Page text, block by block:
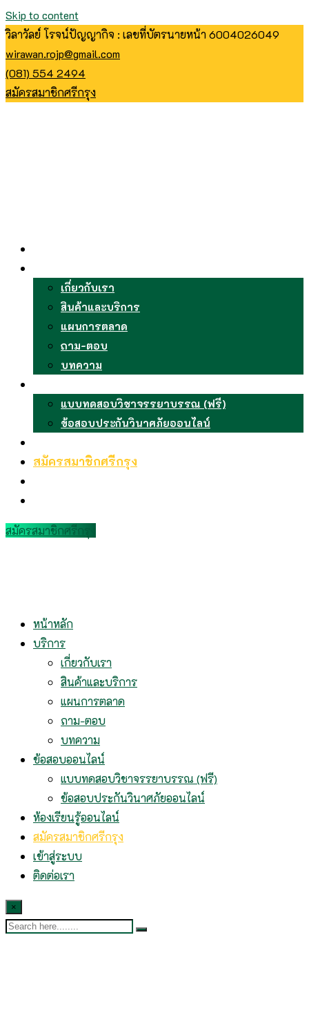
Skip to content
วิลาวัลย์ โรจน์ปัญญากิจ : เลขที่บัตรนายหน้า 6004026049
wirawan.rojp@gmail.com
(081) 554 2494
สมัครสมาชิกศรีกรุง
เกี่ยวกับเรา
สินค้าและบริการ
แผนการตลาด
ถาม-ตอบ
บทความ
แบบทดสอบวิชาจรรยาบรรณ (ฟรี)
ข้อสอบประกันวินาศภัยออนไลน์
สมัครสมาชิกศรีกรุง
สมัครสมาชิกศรีกรุง
หน้าหลัก
บริการ
เกี่ยวกับเรา
สินค้าและบริการ
แผนการตลาด
ถาม-ตอบ
บทความ
ข้อสอบออนไลน์
แบบทดสอบวิชาจรรยาบรรณ (ฟรี)
ข้อสอบประกันวินาศภัยออนไลน์
ห้องเรียนรู้ออนไลน์
สมัครสมาชิกศรีกรุง
เข้าสู่ระบบ
ติดต่อเรา
×